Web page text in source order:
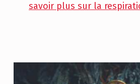
savoir plus sur la